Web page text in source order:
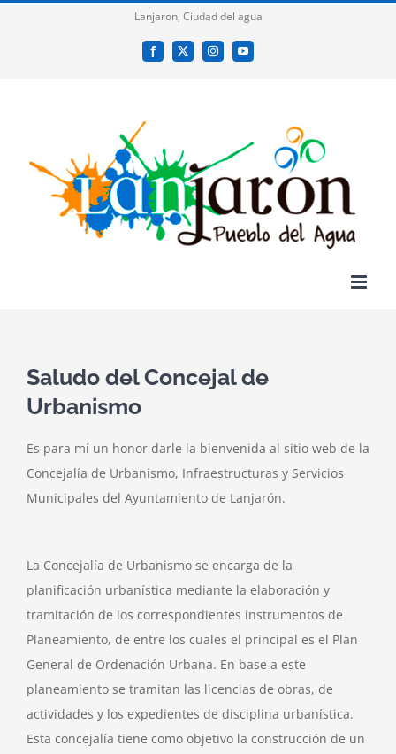
Lanjaron, Ciudad del agua
Facebook
X InstagramYouTube
Saludo del Concejal de
Urbanismo
Es para mí un honor darle la bienvenida al sitio web de la
Concejalía de Urbanismo, Infraestructuras y Servicios
Municipales del Ayuntamiento de Lanjarón.
La Concejalía de Urbanismo se encarga de la
planificación urbanística mediante la elaboración y
tramitación de los correspondientes instrumentos de
Planeamiento, de entre los cuales el principal es el Plan
General de Ordenación Urbana. En base a este
planeamiento se tramitan las licencias de obras, de
actividades y los expedientes de disciplina urbanística.
Esta concejalía tiene como objetivo la construcción de un